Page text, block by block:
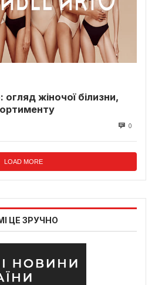
жіночої білизни,
0
LOAD MORE
ЦЕ ЗРУЧНО